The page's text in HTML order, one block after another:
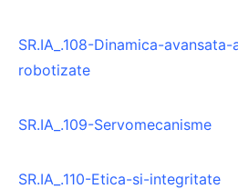
SR.IA_.108-Dinamica-
robotizate
SR.IA_.109-Servomecanisme
SR.IA_.110-Etica-si-integritate